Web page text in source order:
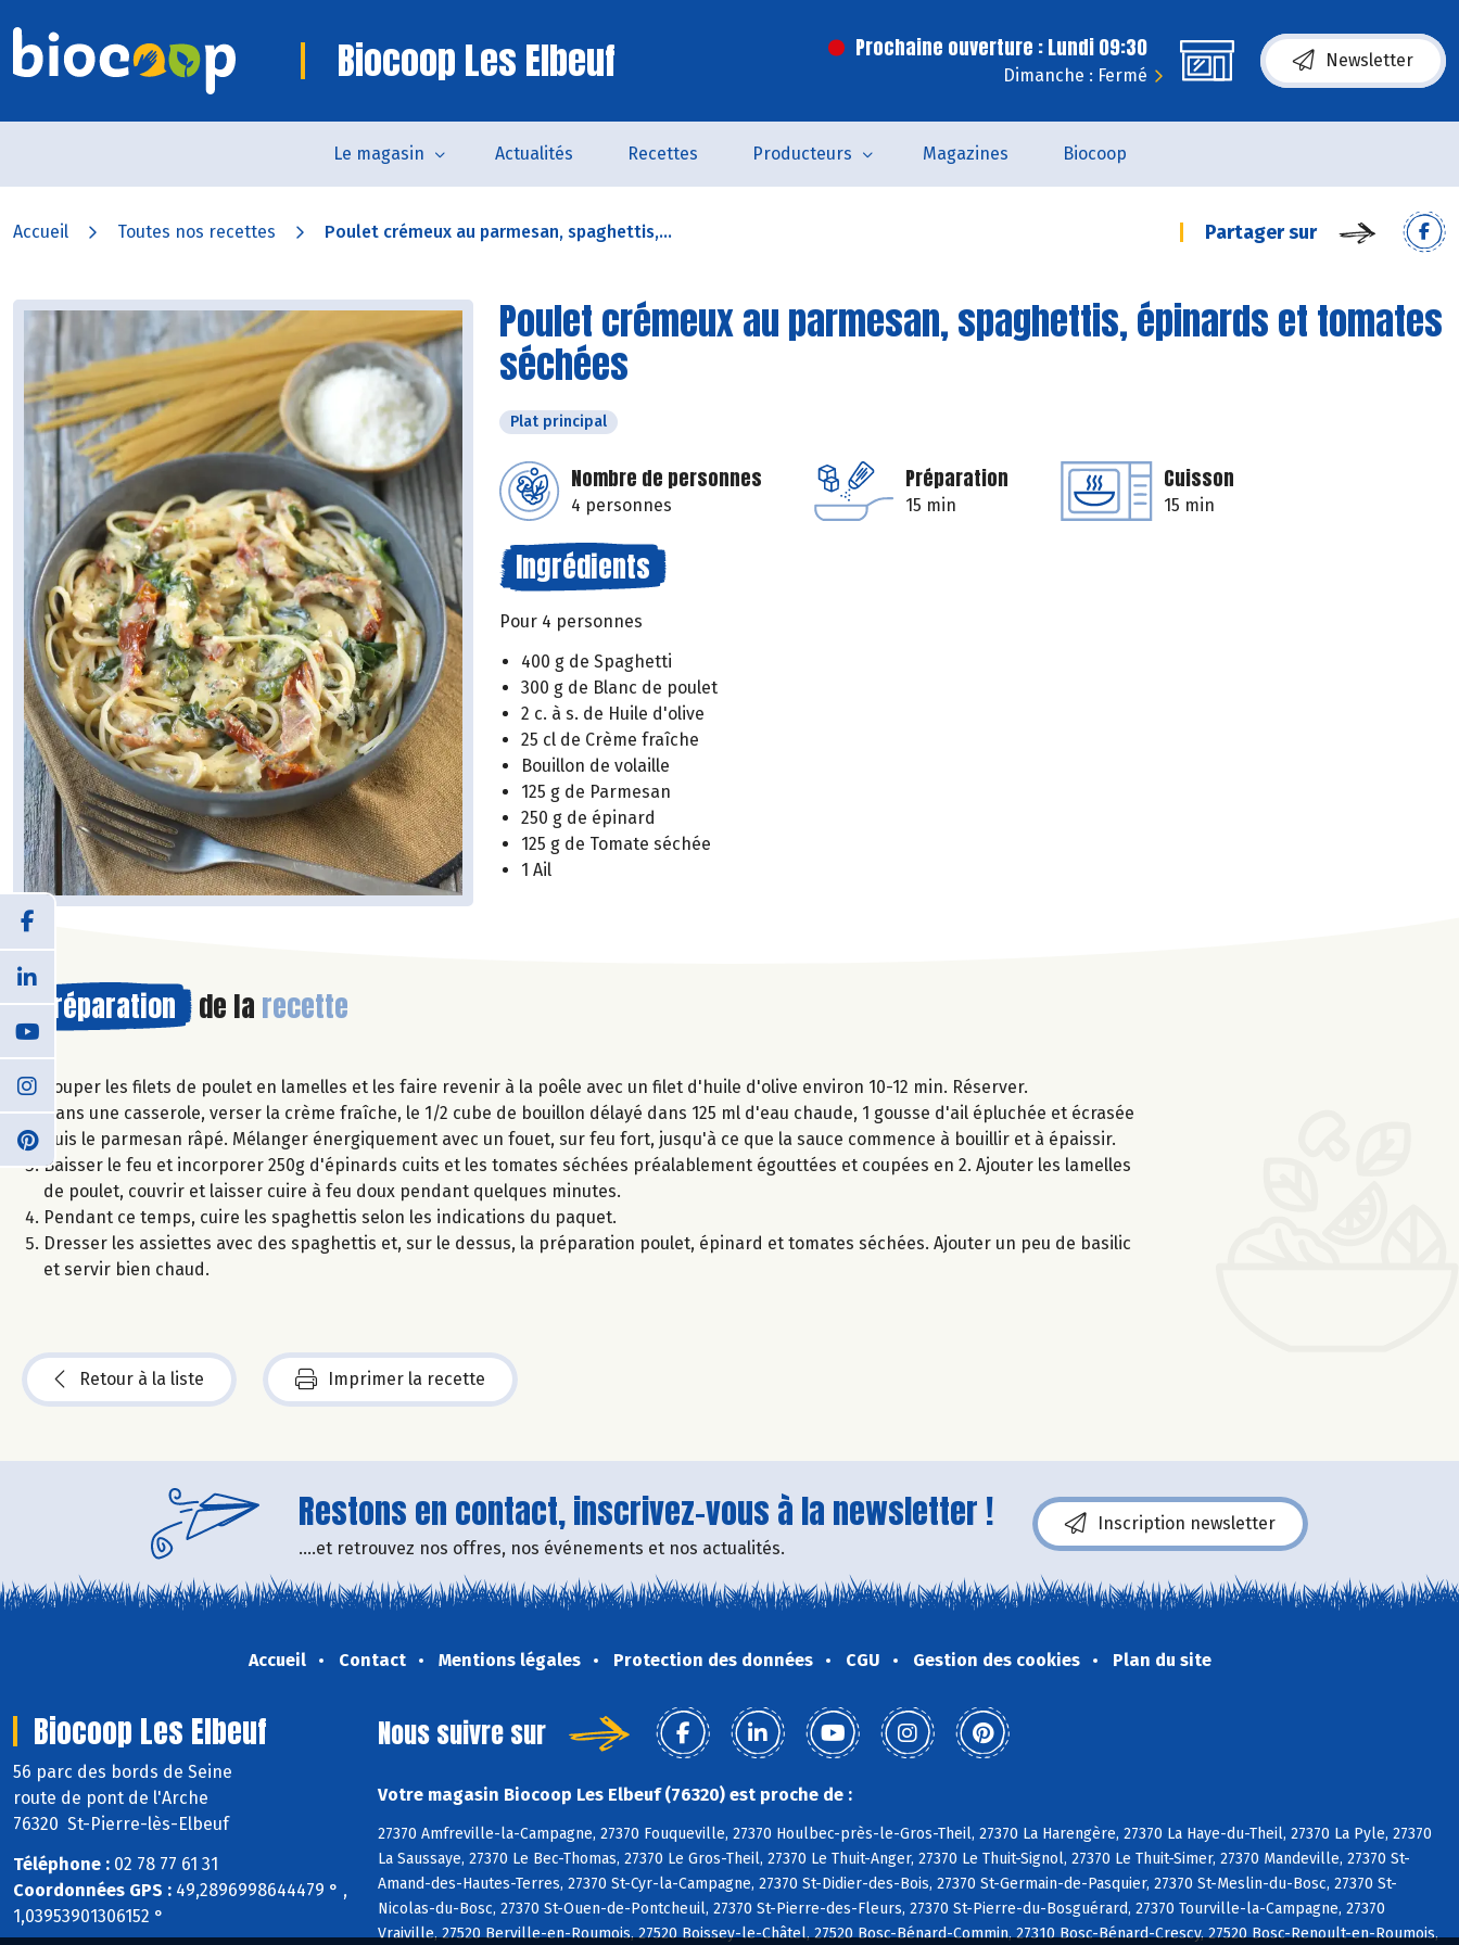
Biocoop Les Elbeuf Prochaine ouverture : Lundi 09:30
Dimanche : Fermé
Newsletter
Le magasin Actualités Recettes Producteurs Magazines Biocoop
Accueil Toutes nos recettes Poulet crémeux au parmesan, spaghettis,... Partager sur
Poulet crémeux au parmesan, spaghettis, épinards et tomates
séchées
Plat principal
Nombre de personnes
4 personnes
Préparation
15 min
Cuisson
15 min
Ingrédients
Pour 4 personnes
400 g de Spaghetti
300 g de Blanc de poulet
2 c. à s. de Huile d'olive
25 cl de Crème fraîche
Bouillon de volaille
125 g de Parmesan
250 g de épinard
125 g de Tomate séchée
1 Ail
Préparation de la recette
Couper les filets de poulet en lamelles et les faire revenir à la poêle avec un filet d'huile d'olive environ 10-12 min. Réserver.
Dans une casserole, verser la crème fraîche, le 1/2 cube de bouillon délayé dans 125 ml d'eau chaude, 1 gousse d'ail épluchée et écrasée
puis le parmesan râpé. Mélanger énergiquement avec un fouet, sur feu fort, jusqu'à ce que la sauce commence à bouillir et à épaissir.
Baisser le feu et incorporer 250g d'épinards cuits et les tomates séchées préalablement égouttées et coupées en 2. Ajouter les lamelles
de poulet, couvrir et laisser cuire à feu doux pendant quelques minutes.
Pendant ce temps, cuire les spaghettis selon les indications du paquet.
Dresser les assiettes avec des spaghettis et, sur le dessus, la préparation poulet, épinard et tomates séchées. Ajouter un peu de basilic
et servir bien chaud.
Retour à la liste Imprimer la recette
Restons en contact, inscrivez-vous à la newsletter !
....et retrouvez nos offres, nos événements et nos actualités.
Inscription newsletter
Accueil Contact Mentions légales Protection des données CGU Gestion des cookies Plan du site
Biocoop Les Elbeuf
56 parc des bords de Seine
route de pont de l'Arche
76320 St-Pierre-lès-Elbeuf
Téléphone : 02 78 77 61 31
Coordonnées GPS : 49,2896998644479 ° ,
1,03953901306152 °
Nous suivre sur
Votre magasin Biocoop Les Elbeuf (76320) est proche de :
27370 Amfreville-la-Campagne, 27370 Fouqueville, 27370 Houlbec-près-le-Gros-Theil, 27370 La Harengère, 27370 La Haye-du-Theil, 27370 La Pyle, 27370
La Saussaye, 27370 Le Bec-Thomas, 27370 Le Gros-Theil, 27370 Le Thuit-Anger, 27370 Le Thuit-Signol, 27370 Le Thuit-Simer, 27370 Mandeville, 27370 St-
Amand-des-Hautes-Terres, 27370 St-Cyr-la-Campagne, 27370 St-Didier-des-Bois, 27370 St-Germain-de-Pasquier, 27370 St-Meslin-du-Bosc, 27370 St-
Nicolas-du-Bosc, 27370 St-Ouen-de-Pontcheuil, 27370 St-Pierre-des-Fleurs, 27370 St-Pierre-du-Bosguérard, 27370 Tourville-la-Campagne, 27370
Vraiville, 27520 Berville-en-Roumois, 27520 Boissey-le-Châtel, 27520 Bosc-Bénard-Commin, 27310 Bosc-Bénard-Crescy, 27520 Bosc-Renoult-en-Roumois,